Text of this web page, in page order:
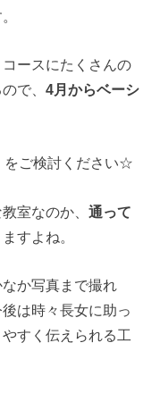
ースにたくさんの
で、4月からベーシ
をご検討ください☆
室なのか、通って
すよね。
か写真まで撮れ
は時々長女に助っ
すく伝えられる工